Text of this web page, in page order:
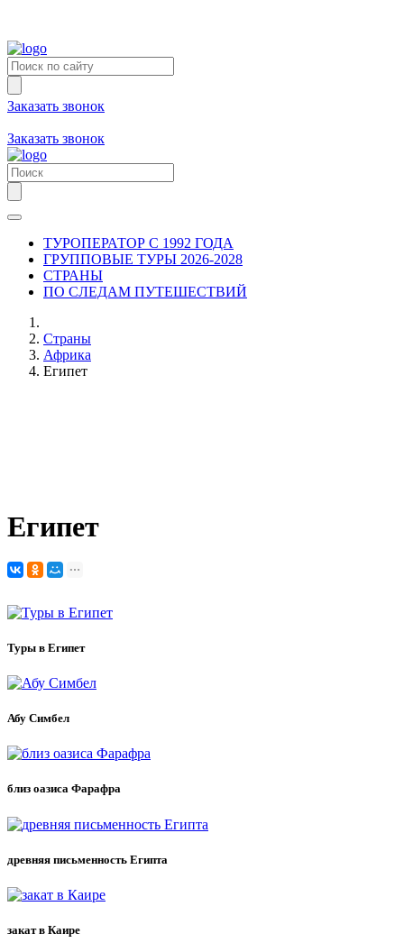
Заказать звонок
Заказать звонок
ТУРОПЕРАТОР С 1992 ГОДА
ГРУППОВЫЕ ТУРЫ 2026-2028
СТРАНЫ
ПО СЛЕДАМ ПУТЕШЕСТВИЙ
Страны
Африка
Египет
Египет
Туры в Египет
Абу Симбел
близ оазиса Фарафра
древняя письменность Египта
закат в Каире